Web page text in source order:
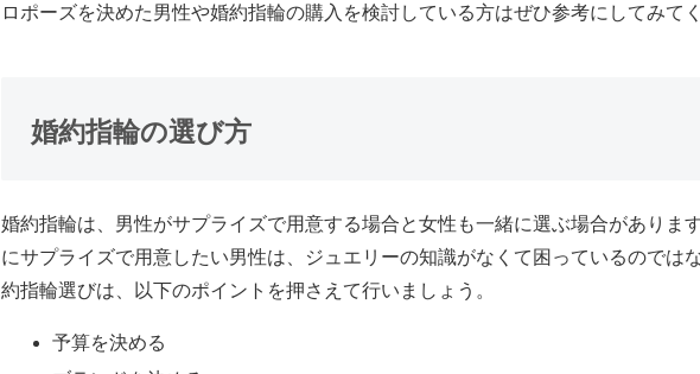
ロポーズを決めた男性や婚約指輪の購入を検討している方はぜひ参考にしてみてく
婚約指輪の選び方
婚約指輪は、男性がサプライズで用意する場合と女性も一緒に選ぶ場合がありま
にサプライズで用意したい男性は、ジュエリーの知識がなくて困っているのでは
約指輪選びは、以下のポイントを押さえて行いましょう。
予算を決める